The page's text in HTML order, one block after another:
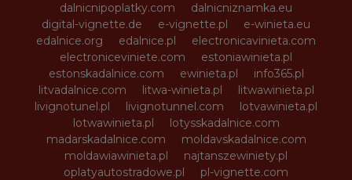
dalnicnipoplatky.com
dalnicniznamka.eu
digital-vignette.de
e-vignette.pl
e-winieta.eu
edalnice.org
edalnice.pl
electronicavinieta.com
electroniceviniete.com
estoniawinieta.pl
estonskadalnice.com
ewinieta.pl
info365.pl
litvadalnice.com
litwa-winieta.pl
litwawinieta.pl
livignotunel.pl
livignotunnel.com
lotvawinieta.pl
lotwawinieta.pl
lotysskadalnice.com
madarskadalnice.com
moldavskadalnice.com
moldawiawinieta.pl
najtanszewiniety.pl
oplatyautostradowe.pl
pl-vignette.com